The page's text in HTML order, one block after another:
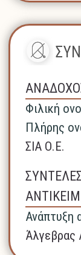
Φιλική
Πλήρης
ΣΙΑ Ο.Ε.
Ανάπτυξη
Άλγεβρας